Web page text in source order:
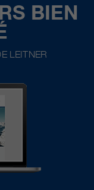
BIEN
LEITNER